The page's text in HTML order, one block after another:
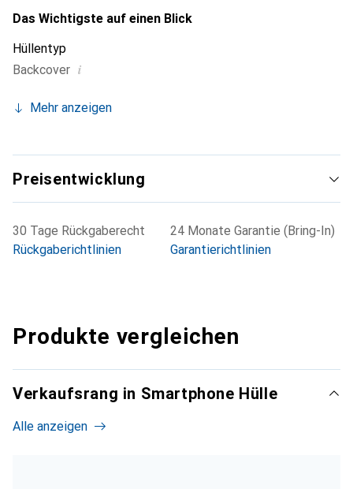
Das Wichtigste auf einen Blick
Hüllentyp
Backcover i
Mehr anzeigen
Preisentwicklung
30 Tage Rückgaberecht
Rückgaberichtlinien
24 Monate Garantie (Bring-In)
Garantierichtlinien
Produkte vergleichen
Verkaufsrang in Smartphone Hülle
Alle anzeigen